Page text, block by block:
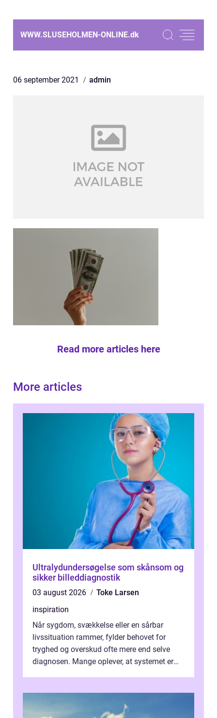
WWW.SLUSEHOLMEN-ONLINE.dk
06 september 2021 admin
Read more articles here
More articles
Ultralydundersøgelse som skånsom og
sikker billeddiagnostik
03 august 2026
Toke Larsen
inspiration
Når sygdom, svækkelse eller en sårbar
livssituation rammer, fylder behovet for
tryghed og overskud ofte mere end selve
diagnosen. Mange oplever, at systemet er